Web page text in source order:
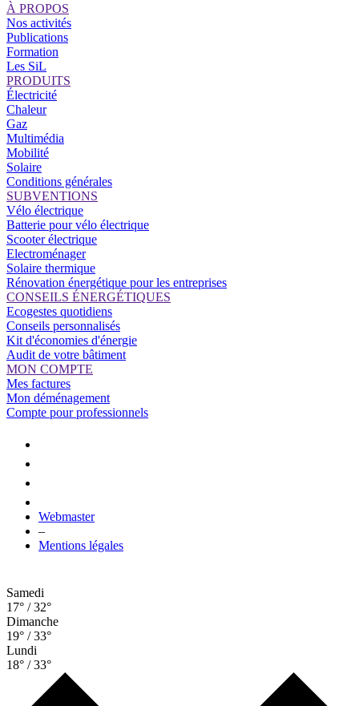
À PROPOS
Nos activités
Publications
Formation
Les SiL
PRODUITS
Électricité
Chaleur
Gaz
Multimédia
Mobilité
Solaire
Conditions générales
SUBVENTIONS
Vélo électrique
Batterie pour vélo électrique
Scooter électrique
Electroménager
Solaire thermique
Rénovation énergétique pour les entreprises
CONSEILS ÉNERGÉTIQUES
Ecogestes quotidiens
Conseils personnalisés
Kit d'économies d'énergie
Audit de votre bâtiment
MON COMPTE
Mes factures
Mon déménagement
Compte pour professionnels
Webmaster
–
Mentions légales
Samedi
17° / 32°
Dimanche
19° / 33°
Lundi
18° / 33°